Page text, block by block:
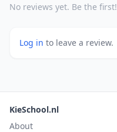
No reviews yet. Be the first!
Log in to leave a review.
KieSchool.nl
About